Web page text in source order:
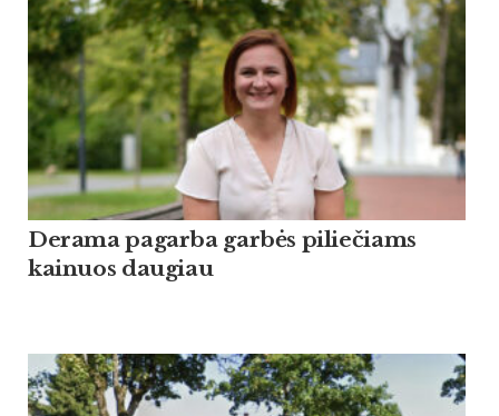
Derama pagarba garbės piliečiams
kainuos daugiau